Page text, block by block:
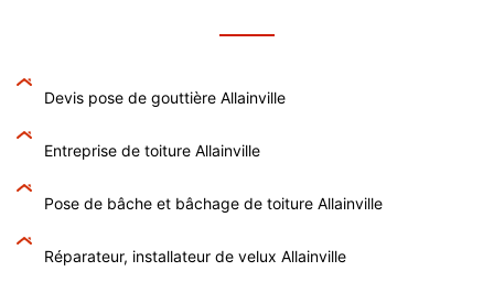
Devis pose de gouttière Allainville
Entreprise de toiture Allainville
Pose de bâche et bâchage de toiture Allainville
Réparateur, installateur de velux Allainville